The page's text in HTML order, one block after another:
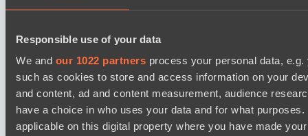
Responsible use of your data
We and our 1022 partners process your personal data,
such as cookies to store and access information on your
and content, ad and content measurement, audience
have a choice in who uses your data and for what
applicable on this digital property where you have made
Team Jenz
Asgard Championship Season 1
15:00
FTS
BO3